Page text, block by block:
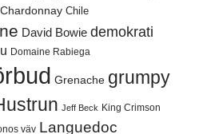
Chardonnay Chile
David Bowie demokrati
Domaine Rabiega
Grenache grumpy
Jeff Beck King Crimson
väv Languedoc